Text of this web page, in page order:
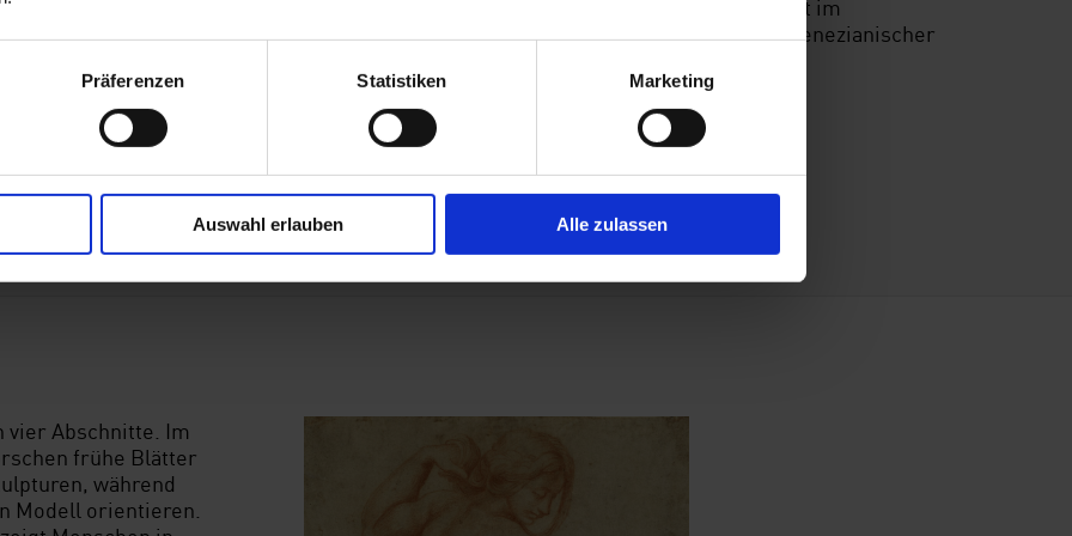
Präferenzen Statistiken Marketing
Auswahl erlauben Alle zulassen
süddeutschen Raum so einflussreichen Vertreters venezianischer
Abschnitte. Im
frühe Blätter
während
Modell orientieren.